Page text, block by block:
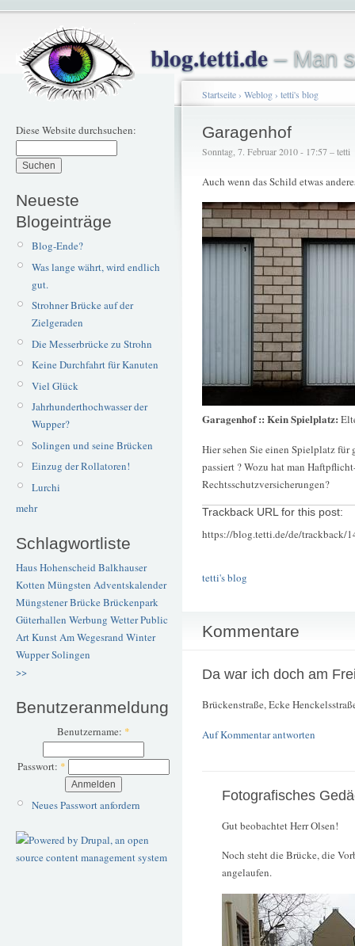
blog.tetti.de– Man
Diese Website durchsuchen:
Neueste
Blogeinträge
Blog-Ende?
Was lange währt, wird endlich
gut.
Strohner Brücke auf der
Zielgeraden
Die Messerbrücke zu Strohn
Keine Durchfahrt für Kanuten
Viel Glück
Jahrhunderthochwasser der
Wupper?
Solingen und seine Brücken
Einzug der Rollatoren!
Lurchi
mehr
Schlagwortliste
Haus Hohenscheid Balkhauser
Kotten Müngsten Adventskalender
Müngstener BrückeBrückenpark
Güterhallen Werbung WetterPublic
ArtKunstAm Wegesrand Winter
WupperSolingen
>>
Benutzeranmeldung
Benutzername: *
Passwort: *
Neues Passwort anfordern
Startseite› Weblog› tetti's blog
Garagenhof
Sonntag, 7. Februar 2010 - 17:57 – tetti
Auch wenn das Schild etwas
Garagenhof :: Kein Spielplatz:
Hier sehen Sie einen Spielplatz für
passiert ? Wozu hat man
Rechtsschutzversicherungen?
Trackback URL for this post:
https://blog.tetti.de/de/trackback/
tetti's blog
Kommentare
Da war ich doch am
Brückenstraße, Ecke
Auf Kommentar antworten
Fotografisches
Gut beobachtet Herr Olsen!
Noch steht die Brücke, die
angelaufen.